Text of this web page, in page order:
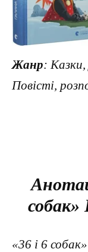
Жанр:
Повісті,
собак»
«36 і 6